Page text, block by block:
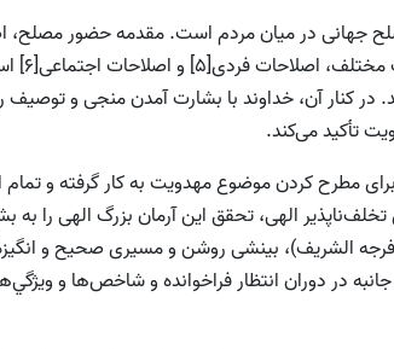
جهانى در ميان مردم است. مقدمه حضور مصلح،
تربيت مردم است كه
كنار آن، خداوند با بشارت آمدن منجى و توصیف
تأكيد مى‌كند.
مطرح کردن موضوع مهدويت به كار گرفته و
الهى، تحقق اين آرمان بزرگ الهى را به
فرجه الشریف)، بينشى روشن و مسيرى صحيح و
در دوران انتظار فراخوانده و شاخص‌ها و